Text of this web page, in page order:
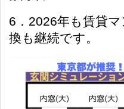
6．2026年も賃貸
換も継続です。